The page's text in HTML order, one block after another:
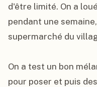
d'être limité. On a
pendant une
supermarché du
On a test un bon
pour poser et puis